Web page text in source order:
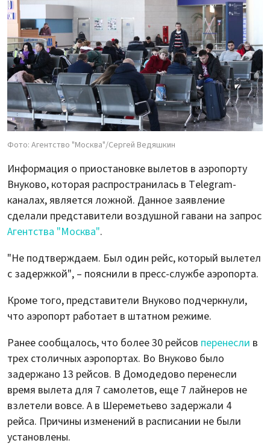
Фото: Агентство "Москва"/Сергей Ведяшкин
Информация о приостановке вылетов в аэропорту
Внуково, которая распространилась в Telegram-
каналах, является ложной. Данное заявление
сделали представители воздушной гавани на запрос
Агентства "Москва".
"Не подтверждаем. Был один рейс, который вылетел
с задержкой", – пояснили в пресс-службе аэропорта.
Кроме того, представители Внуково подчеркнули,
что аэропорт работает в штатном режиме.
Ранее сообщалось, что более 30 рейсов перенесли в
трех столичных аэропортах. Во Внуково было
задержано 13 рейсов. В Домодедово перенесли
время вылета для 7 самолетов, еще 7 лайнеров не
взлетели вовсе. А в Шереметьево задержали 4
рейса. Причины изменений в расписании не были
установлены.